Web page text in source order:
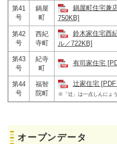
第41
号
鍋屋
町
鍋屋町住宅兼
750KB]
第42
号
西紀
寺町
鈴木家住宅西
ル／722KB]
第43
号
紀寺
町
有司家住宅
第44
号
福智
院町
辻家住宅
※「辻」は一点しんにょ
オープンデータ